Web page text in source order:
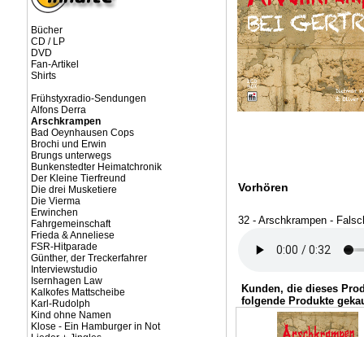
Bücher
CD / LP
DVD
Fan-Artikel
Shirts
Frühstyxradio-Sendungen
Alfons Derra
Arschkrampen
Bad Oeynhausen Cops
Brochi und Erwin
Brungs unterwegs
Bunkenstedter Heimatchronik
Der Kleine Tierfreund
Die drei Musketiere
Die Vierma
Erwinchen
Fahrgemeinschaft
Frieda & Anneliese
FSR-Hitparade
Günther, der Treckerfahrer
Interviewstudio
Isernhagen Law
Kalkofes Mattscheibe
Karl-Rudolph
Kind ohne Namen
Klose - Ein Hamburger in Not
Vorhören
32 - Arschkrampen -
Kunden, die dieses
folgende Produkte